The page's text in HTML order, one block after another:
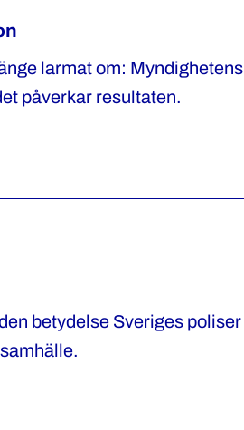
larmat om: Myndighetens
påverkar resultaten.
betydelse Sveriges poliser